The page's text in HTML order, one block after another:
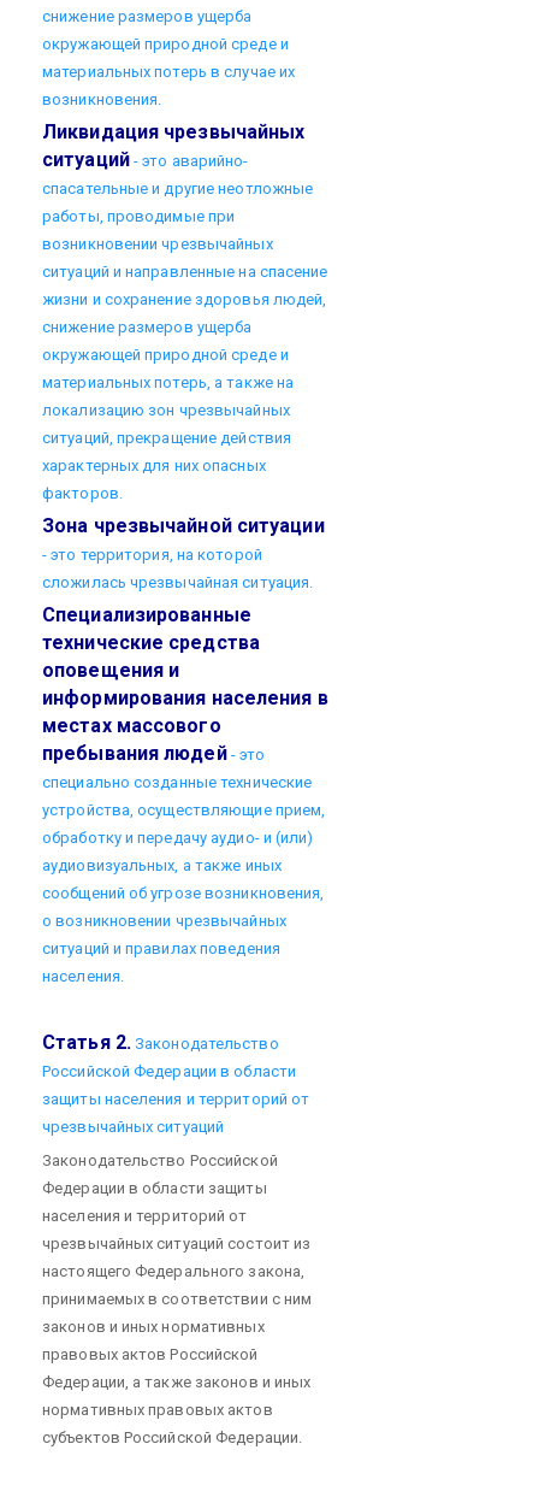
снижение размеров ущерба
окружающей природной среде и
материальных потерь в случае их
возникновения.
Ликвидация чрезвычайных
ситуаций- это аварийно-
спасательные и другие неотложные
работы, проводимые при
возникновении чрезвычайных
ситуаций и направленные на спасение
жизни и сохранение здоровья людей,
снижение размеров ущерба
окружающей природной среде и
материальных потерь, а также на
локализацию зон чрезвычайных
ситуаций, прекращение действия
характерных для них опасных
факторов.
Зона чрезвычайной ситуации
- это территория, на которой
сложилась чрезвычайная ситуация.
Специализированные
технические средства
оповещения и
информирования населения в
местах массового
пребывания людей- это
специально созданные технические
устройства, осуществляющие прием,
обработку и передачу аудио- и (или)
аудиовизуальных, а также иных
сообщений об угрозе возникновения,
о возникновении чрезвычайных
ситуаций и правилах поведения
населения.
Статья 2. Законодательство
Российской Федерации в области
защиты населения и территорий от
чрезвычайных ситуаций
Законодательство Российской
Федерации в области защиты
населения и территорий от
чрезвычайных ситуаций состоит из
настоящего Федерального закона,
принимаемых в соответствии с ним
законов и иных нормативных
правовых актов Российской
Федерации, а также законов и иных
нормативных правовых актов
субъектов Российской Федерации.